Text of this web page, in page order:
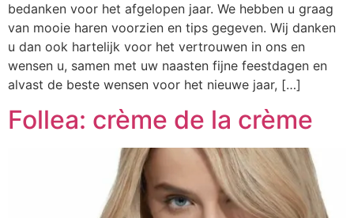
bedanken voor het afgelopen jaar. We hebben u graag
van mooie haren voorzien en tips gegeven. Wij danken
u dan ook hartelijk voor het vertrouwen in ons en
wensen u, samen met uw naasten fijne feestdagen en
alvast de beste wensen voor het nieuwe jaar, […]
Follea: crème de la crème